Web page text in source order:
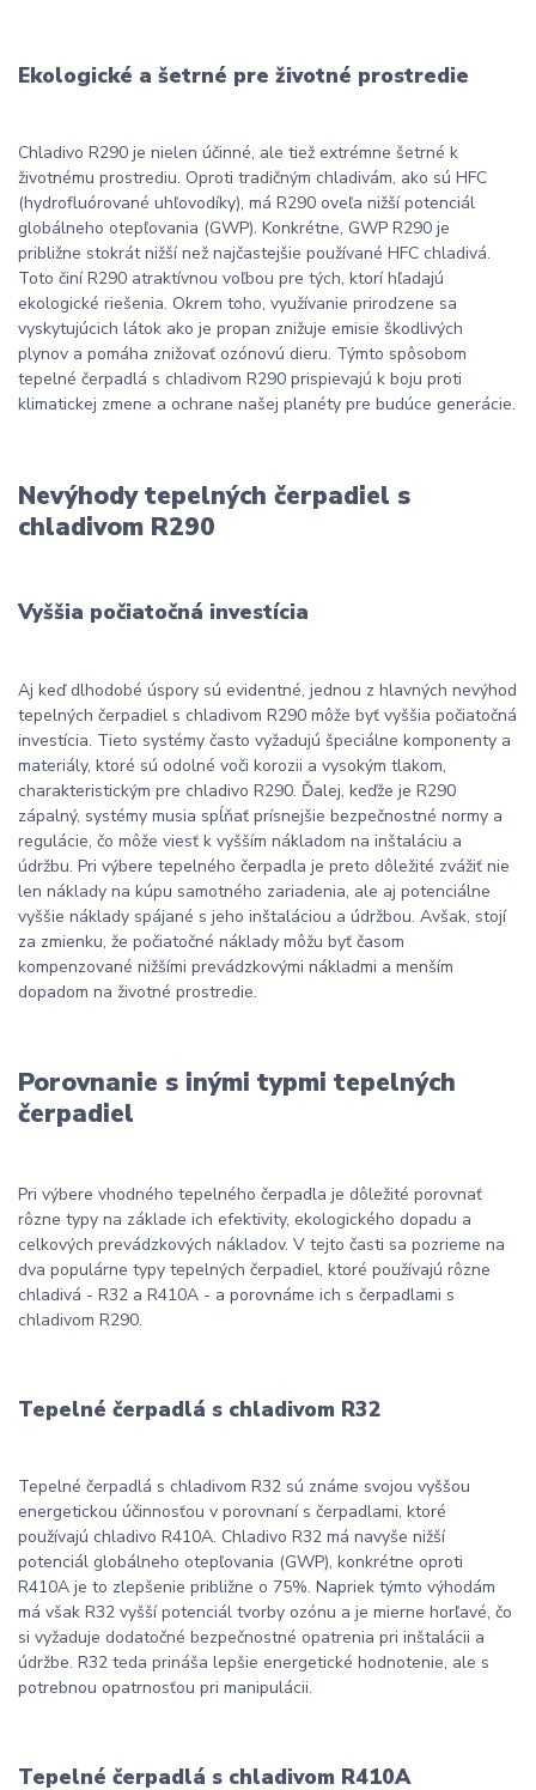
Ekologické a šetrné pre životné prostredie
Chladivo R290 je nielen účinné, ale tiež extrémne šetrné k
životnému prostrediu. Oproti tradičným chladivám, ako sú HFC
(hydrofluórované uhľovodíky), má R290 oveľa nižší potenciál
globálneho otepľovania (GWP). Konkrétne, GWP R290 je
približne stokrát nižší než najčastejšie používané HFC chladivá.
Toto činí R290 atraktívnou voľbou pre tých, ktorí hľadajú
ekologické riešenia. Okrem toho, využívanie prirodzene sa
vyskytujúcich látok ako je propan znižuje emisie škodlivých
plynov a pomáha znižovať ozónovú dieru. Týmto spôsobom
tepelné čerpadlá s chladivom R290 prispievajú k boju proti
klimatickej zmene a ochrane našej planéty pre budúce generácie.
Nevýhody tepelných čerpadiel s
chladivom R290
Vyššia počiatočná investícia
Aj keď dlhodobé úspory sú evidentné, jednou z hlavných nevýhod
tepelných čerpadiel s chladivom R290 môže byť vyššia počiatočná
investícia. Tieto systémy často vyžadujú špeciálne komponenty a
materiály, ktoré sú odolné voči korozii a vysokým tlakom,
charakteristickým pre chladivo R290. Ďalej, keďže je R290
zápalný, systémy musia spĺňať prísnejšie bezpečnostné normy a
regulácie, čo môže viesť k vyšším nákladom na inštaláciu a
údržbu. Pri výbere tepelného čerpadla je preto dôležité zvážiť nie
len náklady na kúpu samotného zariadenia, ale aj potenciálne
vyššie náklady spájané s jeho inštaláciou a údržbou. Avšak, stojí
za zmienku, že počiatočné náklady môžu byť časom
kompenzované nižšími prevádzkovými nákladmi a menším
dopadom na životné prostredie.
Porovnanie s inými typmi tepelných
čerpadiel
Pri výbere vhodného tepelného čerpadla je dôležité porovnať
rôzne typy na základe ich efektivity, ekologického dopadu a
celkových prevádzkových nákladov. V tejto časti sa pozrieme na
dva populárne typy tepelných čerpadiel, ktoré používajú rôzne
chladivá - R32 a R410A - a porovnáme ich s čerpadlami s
chladivom R290.
Tepelné čerpadlá s chladivom R32
Tepelné čerpadlá s chladivom R32 sú známe svojou vyššou
energetickou účinnosťou v porovnaní s čerpadlami, ktoré
používajú chladivo R410A. Chladivo R32 má navyše nižší
potenciál globálneho otepľovania (GWP), konkrétne oproti
R410A je to zlepšenie približne o 75%. Napriek týmto výhodám
má však R32 vyšší potenciál tvorby ozónu a je mierne horľavé, čo
si vyžaduje dodatočné bezpečnostné opatrenia pri inštalácii a
údržbe. R32 teda prináša lepšie energetické hodnotenie, ale s
potrebnou opatrnosťou pri manipulácii.
Tepelné čerpadlá s chladivom R410A